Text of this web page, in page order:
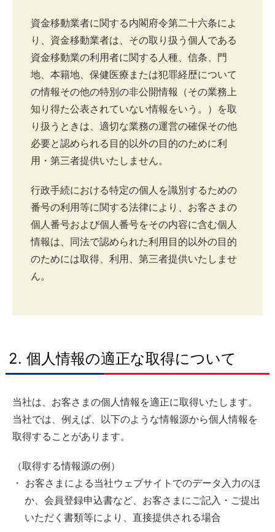
資金移動業者に関する内閣府令第二十六条によ
り、資金移動業者は、その取り扱う個人である
資金移動業の利用者に関する人種、信条、門
地、本籍地、保健医療または犯罪経歴について
の情報その他の特別の非公開情報（その業務上
知り得た公表されていない情報をいう。）を取
り扱うときは、適切な業務の運営の確保その他
必要と認められる目的以外の目的のために利
用・第三者提供いたしません。
行政手続における特定の個人を識別するための
番号の利用等に関する法律により、お客さまの
個人番号および個人番号をその内容に含む個人
情報は、同法で認められた利用目的以外の目的
のためには取得、利用、第三者提供いたしませ
ん。
2. 個人情報の適正な取得について
当社は、お客さまの個人情報を適正に取得いたします。
当社では、例えば、以下のような情報源から個人情報を
取得することがあります。
（取得する情報源の例）
・ お客さまによる当社ウェブサイトでのデータ入力のほ
か、会員登録申込書など、お客さまにご記入・ご提出
いただく書類等により、直接提供される場合